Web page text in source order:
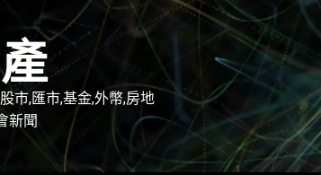
市,匯市,基金,外幣,房地
新聞